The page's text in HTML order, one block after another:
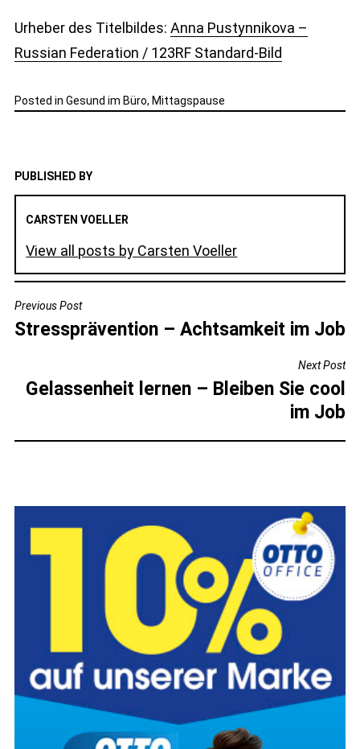
Urheber des Titelbildes: Anna Pustynnikova –
Russian Federation / 123RF Standard-Bild
Posted in Gesund im Büro, Mittagspause
PUBLISHED BY
CARSTEN VOELLER
View all posts by Carsten Voeller
BEITRAGSNAVIGATION
Previous Post
Stressprävention – Achtsamkeit im Job
Next Post
Gelassenheit lernen – Bleiben Sie cool
im Job